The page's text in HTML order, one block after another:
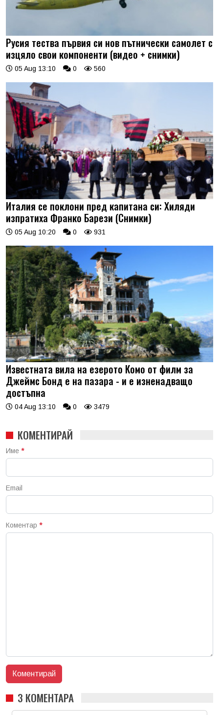
Русия тества първия си нов пътнически самолет с
изцяло свои компоненти (видео + снимки)
05 Aug 13:10 0 560
Италия се поклони пред капитана си: Хиляди
изпратиха Франко Барези (Снимки)
05 Aug 10:20 0 931
Известната вила на езерото Комо от филм за
Джеймс Бонд е на пазара - и е изненадващо
достъпна
04 Aug 13:10 0 3479
КОМЕНТИРАЙ
Име *
Email
Коментар *
3 КОМЕНТАРА